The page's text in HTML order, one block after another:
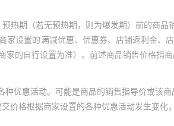
热期（若无预热期，则为爆发期）前的商
设置的满减优惠、优惠券、店铺返利金
的自行设置为准）。前述商品销售价格指
优惠活动。可能是商品的销售指导价或该
格根据商家设置的各种优惠活动发生变化